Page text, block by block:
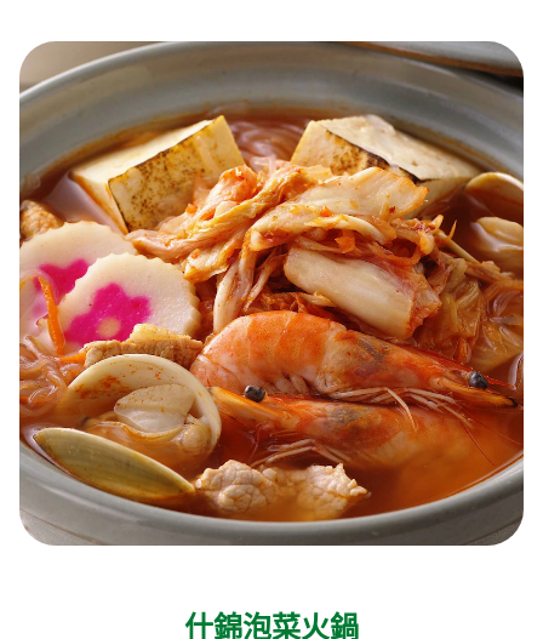
什錦泡菜火鍋